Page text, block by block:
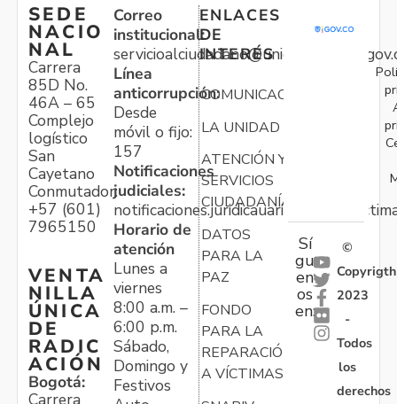
SEDE
NACIO
NAL
Carrera
85D No.
46A – 65
Complejo
logístico
San
Cayetano
Conmutador:
+57 (601)
7965150
VENTA
NILLA
ÚNICA
DE
RADIC
ACIÓN
Bogotá:
Correo
institucional:
Línea
anticorrupción:
Desde
móvil o fijo:
157
Notificaciones
judiciales:
Horario de
atención
Lunes a
viernes
8:00 a.m. –
6:00 p.m.
Sábado,
Domingo y
Festivos
ENLACES
DE
INTERÉS
COMUNICACIONES
LA UNIDAD
ATENCIÓN Y
SERVICIOS
CIUDADANÍA
DATOS
PARA LA
PAZ
FONDO
PARA LA
REPARACIÓN
A VÍCTIMAS
Sí
gu
en
os
en:
©
Copyrigth
2023
-
Todos
los
derechos